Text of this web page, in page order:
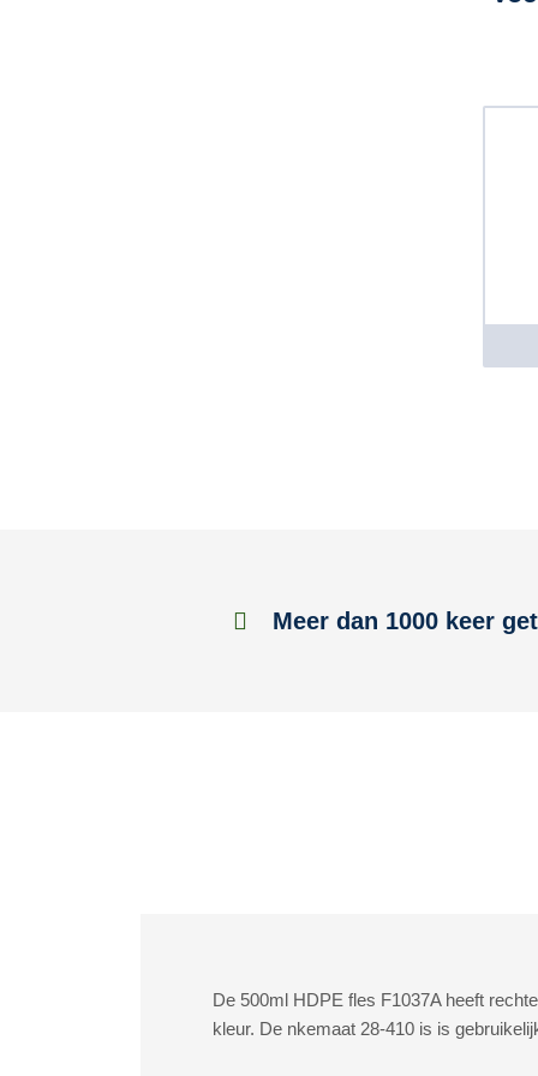
Meer dan 1000 keer
De 500ml HDPE fles F1037A heeft
kleur. De nkemaat 28-410 is is